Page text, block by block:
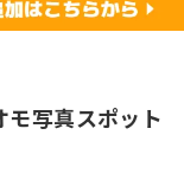
モ写真スポット